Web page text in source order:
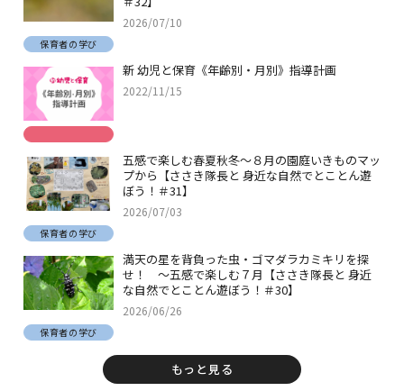
2026/07/10
保育者の学び
新 幼児と保育《年齢別・月別》指導計画
2022/11/15
五感で楽しむ春夏秋冬～８月の園庭いきものマッ
プから【ささき隊長と 身近な自然でとことん遊
ぼう！＃31】
2026/07/03
保育者の学び
満天の星を背負った虫・ゴマダラカミキリを探
せ！ ～五感で楽しむ７月【ささき隊長と 身近
な自然でとことん遊ぼう！＃30】
2026/06/26
保育者の学び
もっと見る